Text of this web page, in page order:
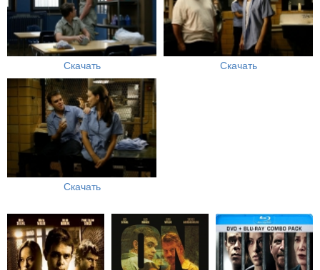
Скачать Скачать
Скачать